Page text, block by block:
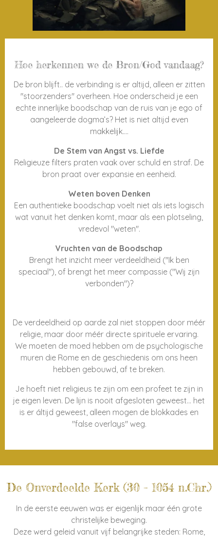
Hoe herkennen we de Bron/God vandaag?
De bron blijft.. de verbinding is er altijd, alleen er zitten
"stoorzenders" overheen. Hoe onderscheid je een
echte innerlijke boodschap van de ruis van je ego of
aangeleerde dogma’s? Het is niet altijd even
makkelijk....
De Stem van Angst vs. Liefde
Religieuze filters praten vaak over schuld en straf. De
bron praat over expansie en eenheid.
Weten boven Denken
Een authentieke boodschap voelt niet als iets logisch
wat vanuit het denken komt, maar als een plotseling,
vredevol "weten".
Vruchten van de Boodschap
Brengt het inzicht meer verdeeldheid ("Ik ben
speciaal"), of brengt het meer compassie ("Wij zijn
verbonden")?
De verdeeldheid op aarde zal niet stoppen door méér
religie, maar door méér directe spirituele ervaring.
We moeten de moed hebben om de psychologische
muren die Rome en de geschiedenis om ons heen
hebben gebouwd, af te breken.
Je hoeft niet religieus te zijn om een profeet te zijn in
je eigen leven. De lijn is nooit afgesloten geweest... het
is er áltijd geweest, alleen mogen de blokkades en
"false overlays" weg.
De Onverdeelde Kerk (30 – 1054 n.Chr.)
In de eerste eeuwen was er eigenlijk maar één grote
christelijke beweging.
Deze werd geleid vanuit vijf belangrijke steden: Rome,